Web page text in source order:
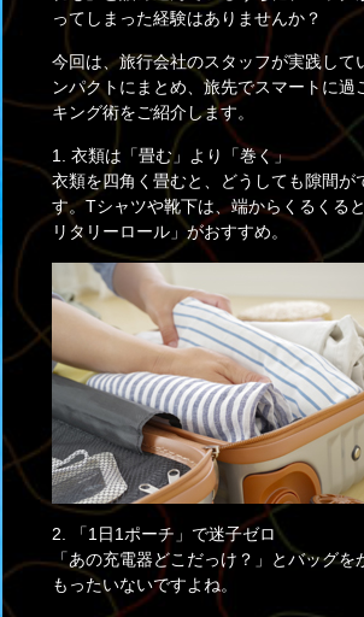
ってしまった経験はありませんか？
今回は、旅行会社のスタッフが実践して
ンパクトにまとめ、旅先でスマートに過
キング術をご紹介します。
1. 衣類は「畳む」より「巻く」
衣類を四角く畳むと、どうしても隙間が
す。Tシャツや靴下は、端からくるくる
リタリーロール」がおすすめ。
2. 「1日1ポーチ」で迷子ゼロ
「あの充電器どこだっけ？」とバッグを
もったいないですよね。